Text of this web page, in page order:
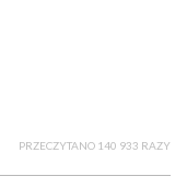
PRZECZYTANO 140 933 RAZY